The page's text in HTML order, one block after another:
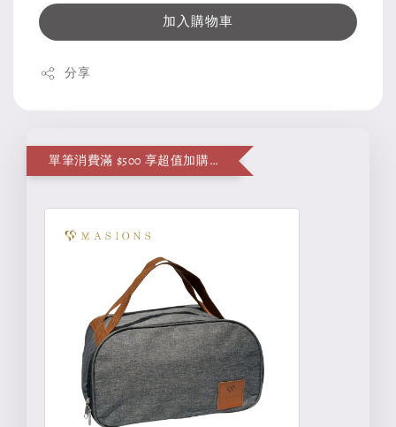
加入購物車
分享
單筆消費滿 $500 享超值加購便當袋